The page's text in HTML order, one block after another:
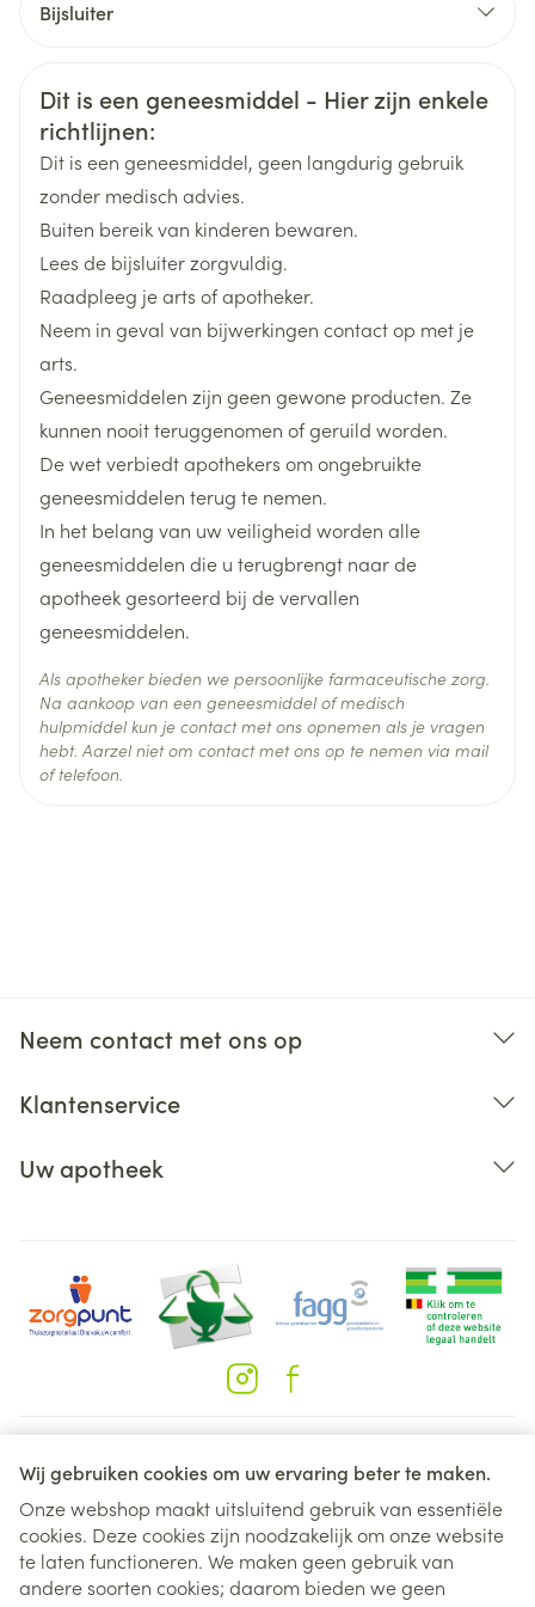
Wij gebruiken cookies om uw ervaring beter te maken.
Onze webshop maakt uitsluitend gebruik van essentiële
cookies. Deze cookies zijn noodzakelijk om onze website
te laten functioneren. We maken geen gebruik van
andere soorten cookies; daarom bieden we geen
met het slaappatroon en dingen zien of horen die er
niet zijn (hallucinaties)
stemstoornissen
leveraandoeningen of leverfunctiestoornissen die in
nierstoornissen
maaglast
rode en schilferende huid (exfoliatieve dermatitis)
uw hartslag voelen, versnelde hartslag
extreme zwakte van bepaalde spieren kan
in de ogen, met progressief zichtsverlies (glaucoom)
u ondergaat nierdialyses
u heeft een ernstige leverziekte
u lijdt aan een ernstige nierziekte of een matige
leverziekte EN wordt tegelijkertijd behandeld met
geneesmiddelen die het verwijderen van
solifenacine uit het lichaam kunnen tegengaan (bv.
ketoconazol). Uw arts of apotheker heeft u daarvan
op de hoogte gesteld als dat het geval is.
Merken
Breedte 63 mm
Lengte
Diepte 48 mm
Ingrediënten
solifenacine succinaat
Behoud Kamertemperatuur (15°C - 25°C)
Bijsluiter
Veiligheidsinformatie
Dit is een geneesmiddel - Hier zijn enkele
richtlijnen:
Dit is een geneesmiddel, geen langdurig gebruik
zonder medisch advies.
Buiten bereik van kinderen bewaren.
Lees de bijsluiter zorgvuldig.
Raadpleeg je arts of apotheker.
Neem in geval van bijwerkingen contact op met je
arts.
Geneesmiddelen zijn geen gewone producten. Ze
kunnen nooit teruggenomen of geruild worden.
De wet verbiedt apothekers om ongebruikte
geneesmiddelen terug te nemen.
In het belang van uw veiligheid worden alle
geneesmiddelen die u terugbrengt naar de
apotheek gesorteerd bij de vervallen
geneesmiddelen.
Als apotheker bieden we persoonlijke farmaceutische zorg.
Na aankoop van een geneesmiddel of medisch
hulpmiddel kun je contact met ons opnemen als je vragen
hebt. Aarzel niet om contact met ons op te nemen via mail
of telefoon.
Neem contact met ons op
Klantenservice
Uw apotheek
Juridische links